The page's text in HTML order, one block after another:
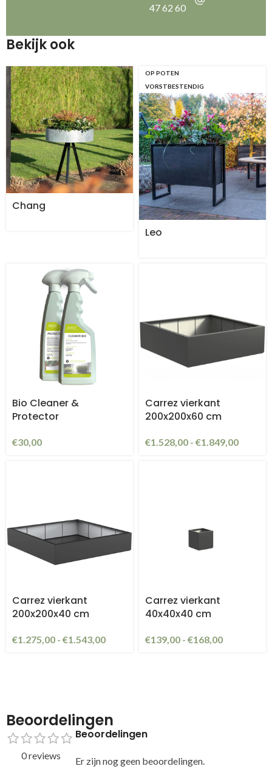
47 62 60
Bekijk ook
Chang
OP POTEN
VORSTBESTENDIG
Leo
Bio Cleaner &
Protector
€30,00
Carrez vierkant
200x200x60 cm
€1.528,00 - €1.849,00
Carrez vierkant
200x200x40 cm
€1.275,00 - €1.543,00
Carrez vierkant
40x40x40 cm
€139,00 - €168,00
Beoordelingen
0 reviews
Beoordelingen
Er zijn nog geen beoordelingen.